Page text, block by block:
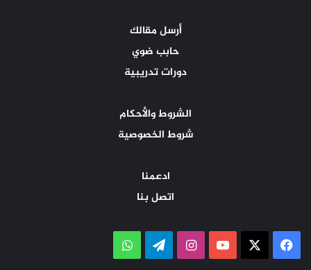
أرسل مقالك
حابب ضوي
دورات تدريبية
الشروط والأحكام
شروط الخصوصية
ادعمنا
اتصل بنا
فيسبوك ‫YouTubeانستقرامتيلقرامواتساب